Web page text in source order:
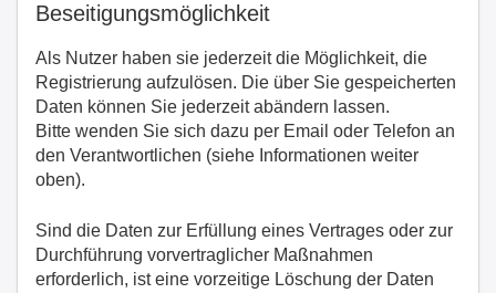
Beseitigungsmöglichkeit
Als Nutzer haben sie jederzeit die Möglichkeit, die
Registrierung aufzulösen. Die über Sie gespeicherten
Daten können Sie jederzeit abändern lassen.
Bitte wenden Sie sich dazu per Email oder Telefon an
den Verantwortlichen (siehe Informationen weiter
oben).
Sind die Daten zur Erfüllung eines Vertrages oder zur
Durchführung vorvertraglicher Maßnahmen
erforderlich, ist eine vorzeitige Löschung der Daten